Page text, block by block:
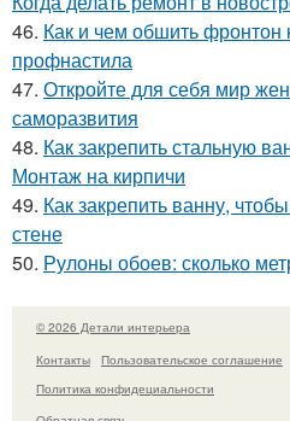
46. Как и чем обшить
профнастила
47. Откройте для себя мир
саморазвития
48. Как закрепить стальную
Монтаж на кирпичи
49. Как закрепить ванну,
стене
50. Рулоны обоев: сколько
© 2026 Детали интерьера
Контакты
Пользовательское соглашение
Политика конфидециальности